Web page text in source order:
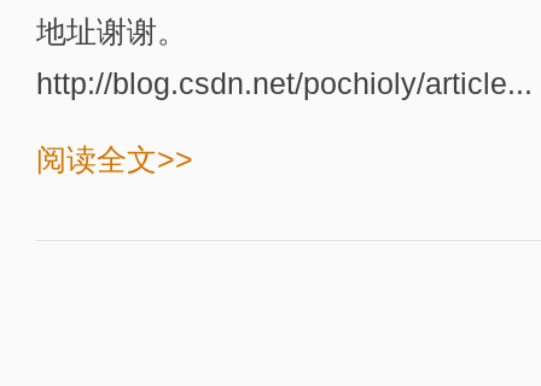
地址谢谢。
http://blog.csdn.net/pochioly/article...
阅读全文>>